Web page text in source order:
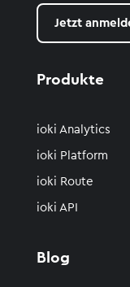
Jetzt
Produkte
ioki Analytics
ioki Platform
ioki Route
ioki API
Blog